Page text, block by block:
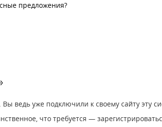
предложения?
ведь уже подключили к своему сайту эту
что требуется —